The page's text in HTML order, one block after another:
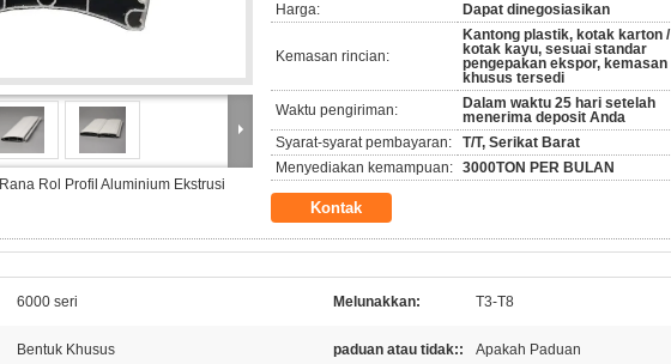
Rana Rol Profil Aluminium Ekstrusi
Harga:
Dapat dinegosiasikan
Kemasan rincian:
Kantong plastik, kotak karton /
kotak kayu, sesuai standar
pengepakan ekspor, kemasan
khusus tersedi
Waktu pengiriman:
Dalam waktu 25 hari setelah
menerima deposit Anda
Syarat-syarat pembayaran:
T/T, Serikat Barat
Menyediakan kemampuan: 3000TON PER BULAN
Kontak
6000 seri Melunakkan: T3-T8
Bentuk Khusus paduan atau tidak:: Apakah Paduan